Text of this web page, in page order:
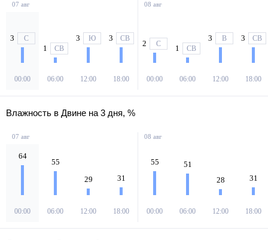
07 авг
3 С
00:00
1 СВ
06:00
3 Ю
12:00
3 СВ
18:00
08 авг
2 С
00:00
1 СВ
06:00
3 В
12:00
3 СВ
18:00
Влажность в Двине на 3 дня, %
07 авг
64
00:00
55
06:00
29
12:00
31
18:00
08 авг
55
00:00
51
06:00
28
12:00
31
18:00